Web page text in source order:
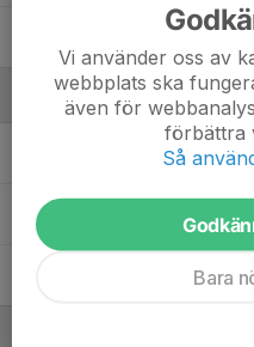
Thea Arnesson
Ledare
Klara Eriksson
Markus Letterås Tränare
Michael Ericsson
Vi använder oss av
webbplats ska
även för
förbättra
Så
Bara